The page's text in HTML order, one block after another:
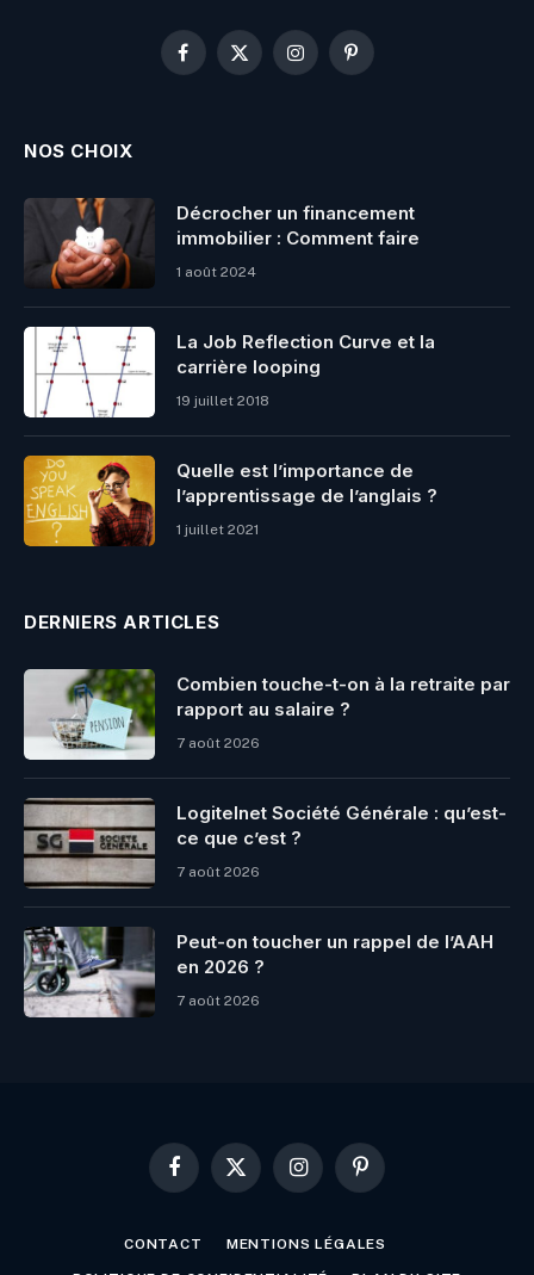
Facebook
X
InstagramPinterest
NOS CHOIX
Décrocher un financement
immobilier : Comment faire
1 août 2024
La Job Reflection Curve et la
carrière looping
19 juillet 2018
Quelle est l’importance de
l’apprentissage de l’anglais ?
1 juillet 2021
DERNIERS ARTICLES
Combien touche-t-on à la retraite par
rapport au salaire ?
7 août 2026
Logitelnet Société Générale : qu’est-
ce que c’est ?
7 août 2026
Peut-on toucher un rappel de l’AAH
en 2026 ?
7 août 2026
Facebook
X
InstagramPinterest
CONTACT MENTIONS LÉGALES